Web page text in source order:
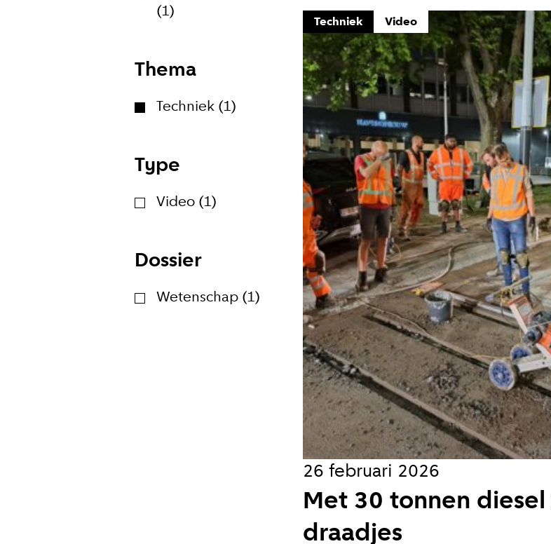
Meld je aan voor onze
Blijf moeiteloos op de hoogte van al het reilen en zeilen
Amsterdam. Meld je aan voor onze updates en je mist geen
E-mailadres
Hoe vaak wil je van ons horen:
Bij elk nieuw artikel
Wekelijks
Maandelijks
Ik ga akkoord met deprivacy
(1)
Thema
Techniek (1)
Type
Video (1)
Dossier
Wetenschap (1)
Techniek Video
Met 30 tonnen
draadjes
26 februari 2026